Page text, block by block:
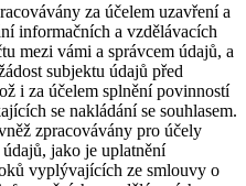
za účelem uzavření a
informačních a vzdělávacích
mezi vámi a správcem údajů, a
subjektu údajů před
i za účelem splnění povinností
se nakládání se souhlasem.
zpracovávány pro účely
jako je uplatnění
vyplývajících ze smlouvy o